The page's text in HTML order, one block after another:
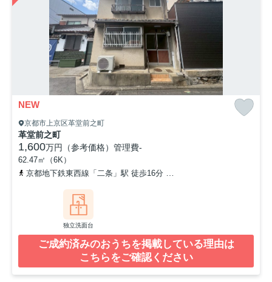
NEW
京都市上京区革堂前之町
革堂前之町
1,600万円（参考価格） 管理費-
62.47㎡（6K）
京都地下鉄東西線「二条」駅 徒歩16分
独立洗面台
ご成約済みのおうちを掲載している理由は
こちらをご確認ください